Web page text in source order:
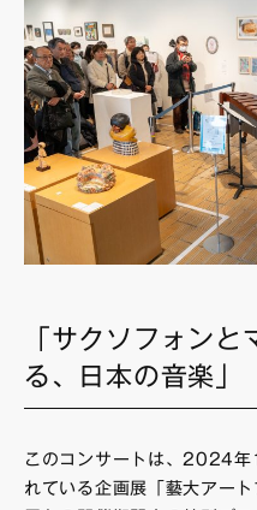
「サクソフォン
る、日本の音楽」
このコンサートは、2024
れている企画展「藝大アー